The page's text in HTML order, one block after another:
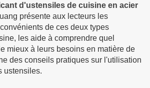
d'ustensiles de cuisine en acier
présente aux lecteurs les
de ces deux types
les aide à comprendre quel
mieux à leurs besoins en matière de
des conseils pratiques sur l'utilisation
ustensiles.